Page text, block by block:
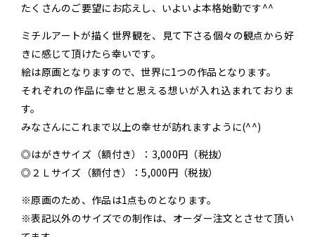
たくさんのご要望にお応えし、いよいよ本格始動です^^
ミチルアートが描く世界観を、見て下さる個々の観点から好
きに感じて頂けたら幸いです。
絵は原画となりますので、世界に1つの作品となります。
それぞれの作品に幸せと思える想いが入れ込まれておりま
す。
みなさんにこれまで以上の幸せが訪れますように(^^)
◎はがきサイズ（額付き）： 3,000円（税抜）
◎２Ｌサイズ（額付き）：5,000円（税抜）
※原画のため、作品は1点ものとなります。
※表記以外のサイズでの制作は、オーダー注文とさせて頂い